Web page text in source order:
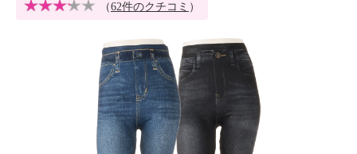
（62件のクチコミ ）